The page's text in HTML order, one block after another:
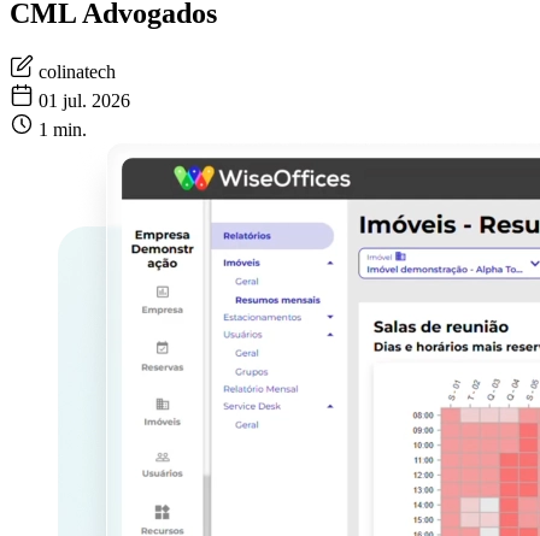
CML Advogados
colinatech
01 jul. 2026
1 min.